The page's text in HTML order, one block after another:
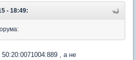
- 18:49:
, а не